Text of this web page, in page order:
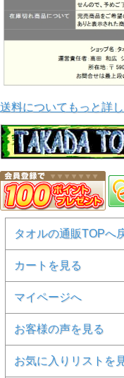
☆aiイラストレーター
☆文字はアウトライン
☆デザインデータがな
ンすることも可能です
お問い合わせはこち
●納期・その他
☆受注加工の為、納期
☆生地の裏面は白色と
☆その他詳細につきま
とさせていただきます
別途追加
個別名入
お気軽
こちらか
●ご希望の枚数でご注
☆1枚→購入ページへ
☆2?9枚
→購入ページへ
☆10?19枚→購入ペー
送料についてもっと詳
タオルの通販TOPへ
カートを見る
マイページへ
お客様の声を見る
お気に入りリストを